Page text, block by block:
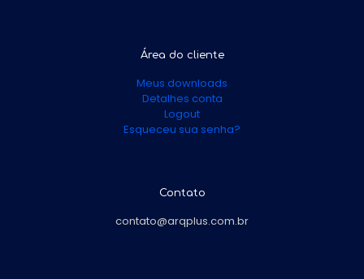
Área do cliente
Meus downloads
Detalhes conta
Logout
Esqueceu sua senha?
Contato
contato@arqplus.com.br